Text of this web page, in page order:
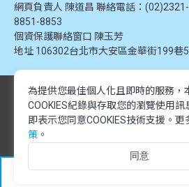
網頁負責人 陳道昌 聯絡電話：
8851-8853
個資保護聯絡窗口 陳玉芳
地址 106302台北市大安區金華街199巷
© 2024 淡江大學推廣教育處. 版權所有。本網
提供，未經授權禁止轉載或引用。所有課程資
有，僅供學習交流使用。
© 2024 Tamkang University Office of
reserved.The content of this website is
Office of Continuing Education.
prohibited.All course information, images,
為提供您最佳個人化且即時的服務，
COOKIES紀錄與存取您的瀏覽使用訊
即表示您同意COOKIES技術支援。更
策 。
同意